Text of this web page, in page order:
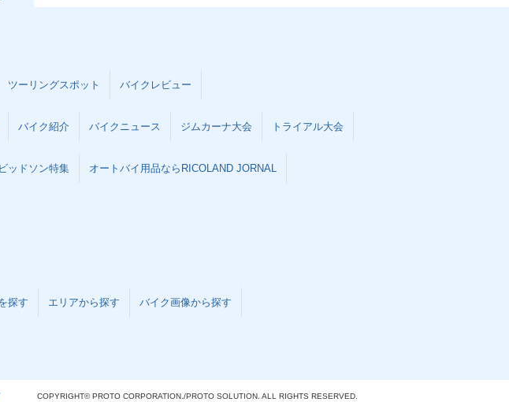
ツーリングスポット バイクレビュー
バイク紹介 バイクニュース ジムカーナ大会 トライアル大会
ッドソン特集 オートバイ用品ならRICOLAND JORNAL
探す エリアから探す バイク画像から探す
COPYRIGHT© PROTO CORPORATION./PROTO SOLUTION. ALL RIGHTS RESERVED.